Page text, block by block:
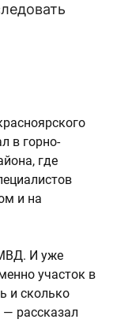
в горно-
где
и на
И уже
участок в
и сколько
— рассказал